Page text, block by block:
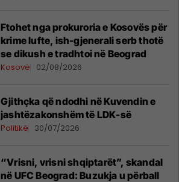
Ftohet nga prokuroria e Kosovës për
krime lufte, ish-gjenerali serb thotë
se dikush e tradhtoi në Beograd
Kosovë 02/08/2026
Gjithçka që ndodhi në Kuvendin e
jashtëzakonshëm të LDK-së
Politikë 30/07/2026
“Vrisni, vrisni shqiptarët”, skandal
në UFC Beograd: Buzukja u përball